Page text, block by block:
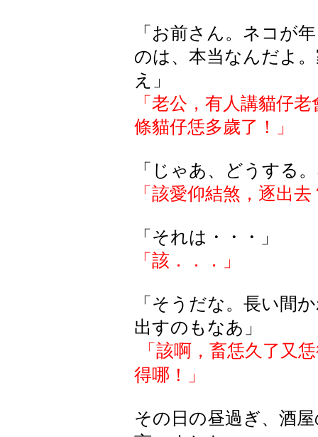
「お前さん。ネコが年
のは、本当なんだよ
え
」
「老公，有人講貓仔
條貓仔恁多歲了！」
「 じゃあ、 どうする 。
「該愛仰結煞，逐出去
「 それは・・・
」
「該 ．．． 」
「そうだな。長い間
出すのもなあ」
「該啊，畜恁久了又
得哪！」
その日の昼過ぎ、酒